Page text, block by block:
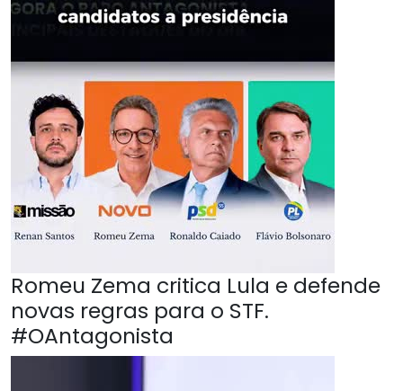
Romeu Zema critica Lula e defende
novas regras para o STF.
#OAntagonista